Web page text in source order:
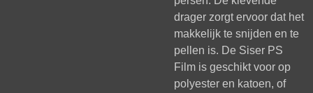
drager zorgt ervoor dat het
makkelijk te snijden en te
pellen is. De Siser PS
Film is geschikt voor op
polyester en katoen, of